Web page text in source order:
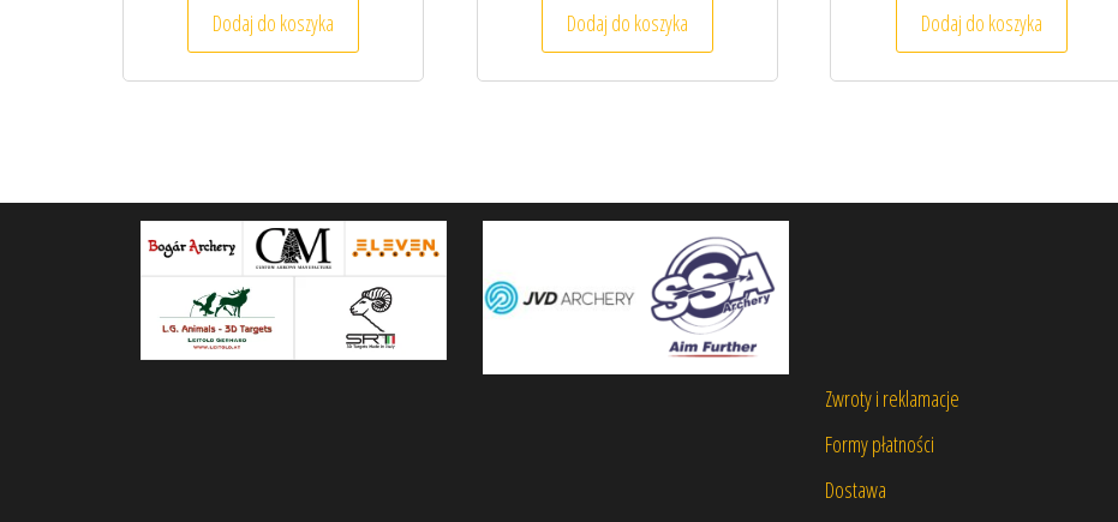
Dodaj do koszyka Dodaj do koszyka Dodaj do koszyka
Zwroty i reklamacje
Formy płatności
Dostawa